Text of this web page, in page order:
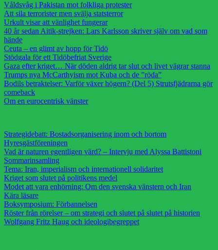
Våldsvåg i Pakistan mot folkliga protester
Att sila terrorister men svälja statsterror
Urkult visar att vänlighet fungerar
40 år sedan Aitik-strejken: Lars Karlsson skriver själv om vad som
hände
Ceuta – en glimt av hopp för Tidö
Stödgala för ett Tidöbefriat Sverige
Gaza efter kriget… När döden aldrig tar slut och livet vägrar stanna
Trumps nya McCarthyism mot Kuba och de ”röda”
Bodils betraktelser: Varför växer högern? (Del 5) Strutsfjädrarna gör
comeback
Om en eurocentrisk vänster
Strategidebatt: Bostadsorganisering inom och bortom
Hyresgästföreningen
Vad är naturen egentligen värd? – Intervju med Alyssa Battistoni
Sommarinsamling
Tema: Iran, imperialism och internationell solidaritet
Kriget som slutet på politikens medel
Modet att vara enhörning: Om den svenska vänstern och Iran
Kära läsare
Boksymposium: Förbannelsen
Röster från rörelser – om strategi och slutet på slutet på historien
Wolfgang Fritz Haug och ideologibegreppet